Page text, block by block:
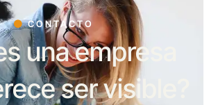
CONTACTO
una empresa
ser visible?